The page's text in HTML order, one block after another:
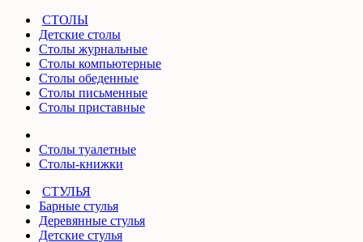
СТОЛЫ
Детские столы
Столы журнальные
Столы компьютерные
Столы обеденные
Столы письменные
Столы приставные
Столы туалетные
Столы-книжки
СТУЛЬЯ
Барные стулья
Деревянные стулья
Детские стулья